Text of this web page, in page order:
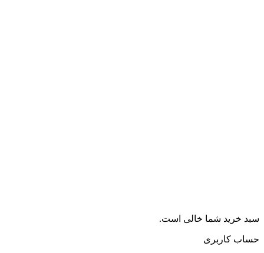
سبد خرید شما خالی است.
حساب کاربری